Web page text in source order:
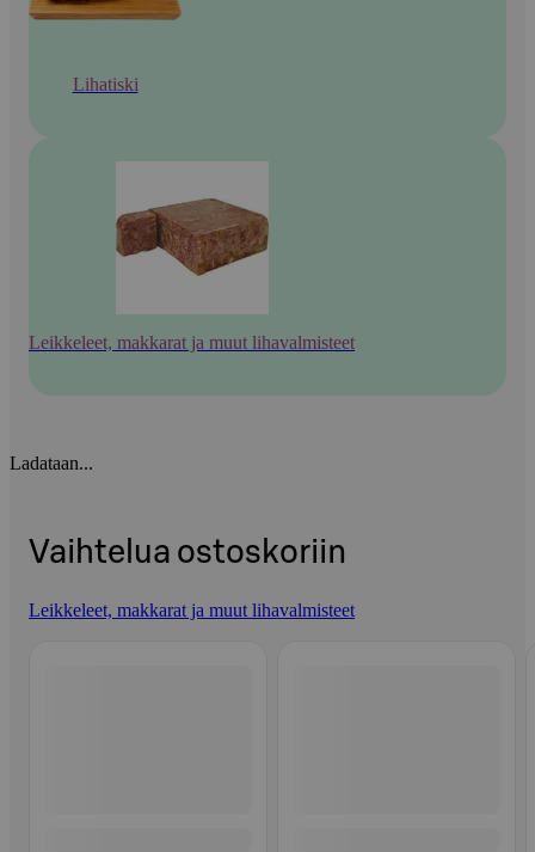
Lihatiski
Leikkeleet, makkarat ja muut lihavalmisteet
Ladataan...
Vaihtelua ostoskoriin
Leikkeleet, makkarat ja muut lihavalmisteet